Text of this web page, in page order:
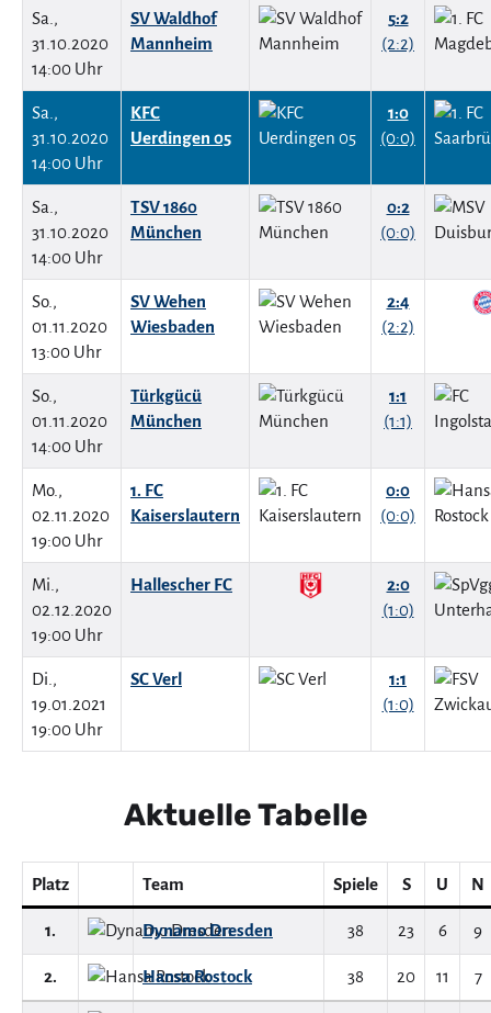
Sa.,
31.10.2020
14:00 Uhr
SV Waldhof
Mannheim
5:2
(2:2)
Sa.,
31.10.2020
14:00 Uhr
KFC
Uerdingen 05
1:0
(0:0)
Sa.,
31.10.2020
14:00 Uhr
TSV 1860
München
0:2
(0:0)
So.,
01.11.2020
13:00 Uhr
SV Wehen
Wiesbaden
2:4
(2:2)
So.,
01.11.2020
14:00 Uhr
Türkgücü
München
1:1
(1:1)
Mo.,
02.11.2020
19:00 Uhr
1. FC
Kaiserslautern
0:0
(0:0)
Mi.,
02.12.2020
19:00 Uhr
Hallescher FC
2:0
(1:0)
Di.,
19.01.2021
19:00 Uhr
SC Verl
1:1
(1:0)
Aktuelle Tabelle
Platz Team Spiele S U N
1. Dynamo Dresden 38 23 6 9
2. Hansa Rostock 38 20 11 7